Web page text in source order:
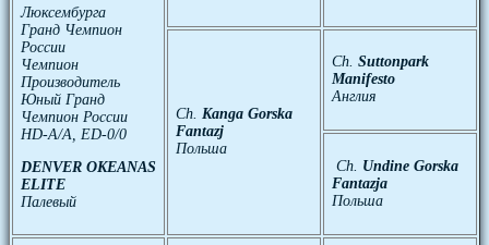
Люксембурга
Гранд Чемпион
России
Чемпион
Производитель
Юный Гранд
Чемпион России
HD-A/A, ED-0/0
DENVER OKEANAS
ELITE
Палевый
Ch. Kanga Gorska
Fantazj
Польша
Ch. Suttonpark
Manifesto
Англия
Ch. Undine Gorska
Fantazja
Польша